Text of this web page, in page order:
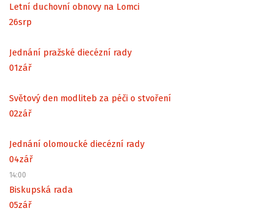
Letní duchovní obnovy na Lomci
26srp
Jednání pražské diecézní rady
01zář
Světový den modliteb za péči o stvoření
02zář
Jednání olomoucké diecézní rady
04zář
14:00
Biskupská rada
05zář